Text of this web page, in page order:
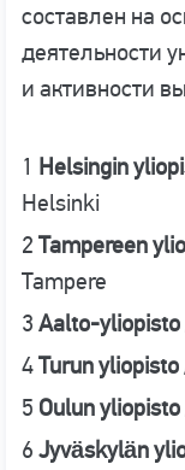
составлен на
деятельности
и активности
1 Helsingin
Helsinki
2 Tampereen
Tampere
3 Aalto-yliopisto
4Turun yliopisto
5 Oulun yliopisto
6 Jyväskylän